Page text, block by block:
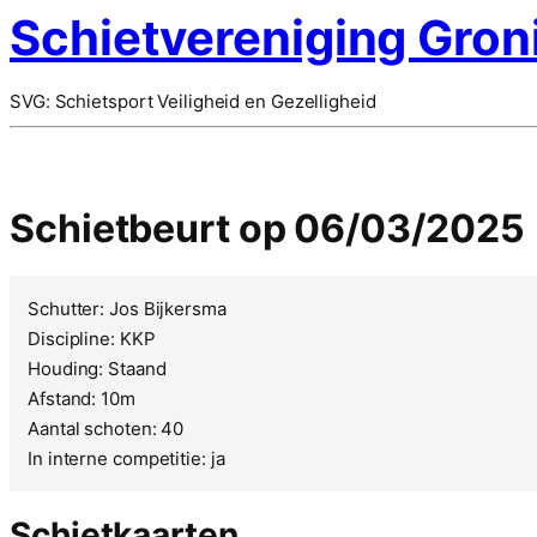
Schietvereniging
SVG: Schietsport Veiligheid en Gezelligheid
Schietbeurt op 06/03/2025
Schutter: Jos Bijkersma
Discipline: KKP
Houding: Staand
Afstand: 10m
Aantal schoten: 40
In interne competitie: ja